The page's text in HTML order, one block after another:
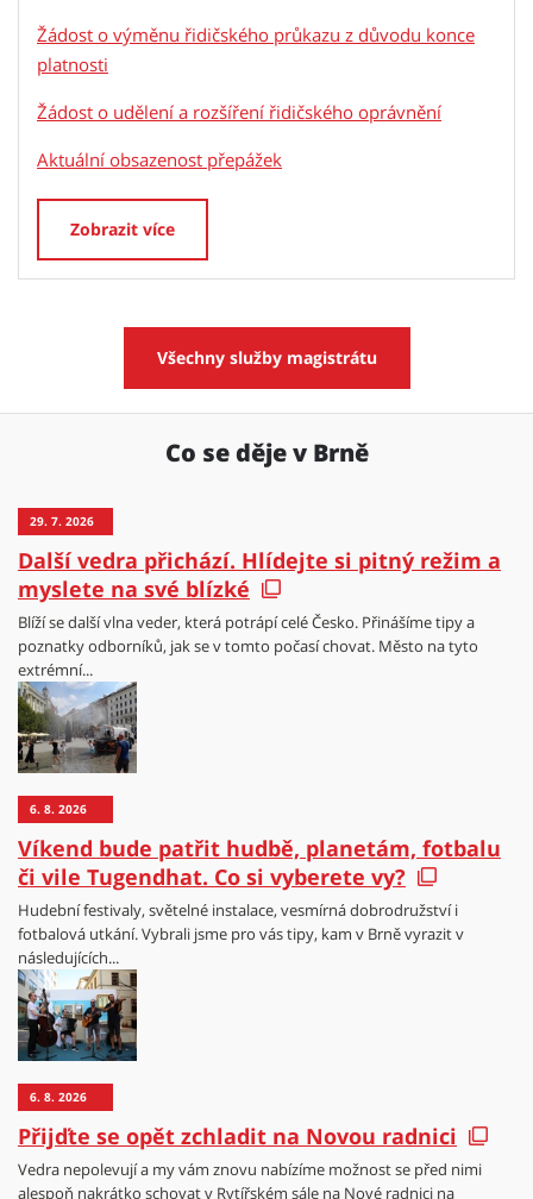
Žádost o výměnu řidičského průkazu z důvodu konce
platnosti
Žádost o udělení a rozšíření řidičského oprávnění
Aktuální obsazenost přepážek
Zobrazit více
Všechny služby magistrátu
Co se děje v Brně
29. 7. 2026
Další vedra přichází. Hlídejte si pitný režim a
myslete na své blízké
Blíží se další vlna veder, která potrápí celé Česko. Přinášíme tipy a
poznatky odborníků, jak se v tomto počasí chovat. Město na tyto
extrémní...
6. 8. 2026
Víkend bude patřit hudbě, planetám, fotbalu
či vile Tugendhat. Co si vyberete vy?
Hudební festivaly, světelné instalace, vesmírná dobrodružství i
fotbalová utkání. Vybrali jsme pro vás tipy, kam v Brně vyrazit v
následujících...
6. 8. 2026
Přijďte se opět zchladit na Novou radnici
Vedra nepolevují a my vám znovu nabízíme možnost se před nimi
alespoň nakrátko schovat v Rytířském sále na Nové radnici na